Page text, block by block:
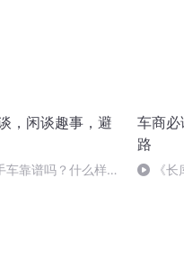
，闲谈趣事，避
车靠谱吗？什么样的
车商
路
《